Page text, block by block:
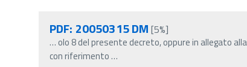
PDF: 20050315 DM [5%]
… olo 8 del presente decreto, oppure in allegato
con riferimento…